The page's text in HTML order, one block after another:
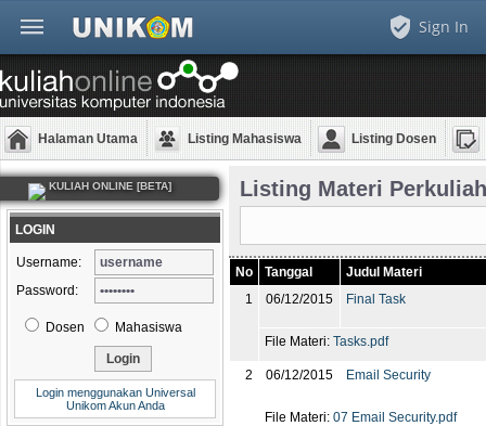
Sign In
Halaman Utama Listing Mahasiswa Listing Dosen
KULIAH ONLINE [BETA]
LOGIN
Username:
Password:
Dosen Mahasiswa
Login menggunakan Universal
Unikom Akun Anda
Listing Materi
No Tanggal
Judul Materi
1
06/12/2015 Final Task
File Materi: Tasks.pdf
2 06/12/2015 Email Security
File Materi: 07 Email Security.pdf